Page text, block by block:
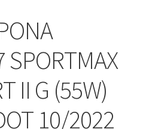
II G (55W)
10/2022